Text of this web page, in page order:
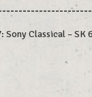
: Sony Classical – SK